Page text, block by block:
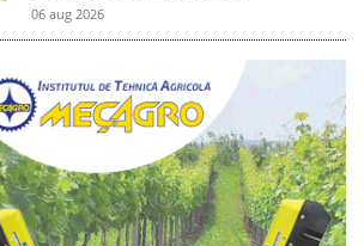
06 aug 2026